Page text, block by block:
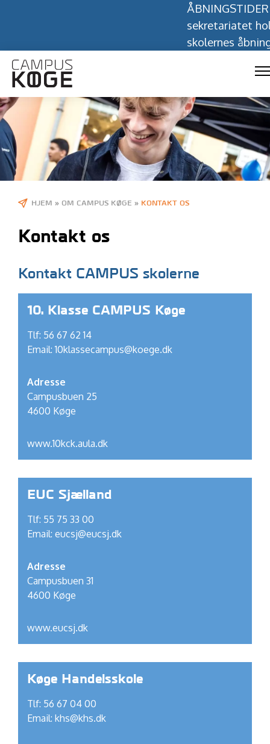
ÅBNINGSTIDER I
sekretariatet
skolernes
HJEM » OM CAMPUS KØGE » KONTAKT OS
Kontakt os
Kontakt CAMPUS skolerne
10. Klasse CAMPUS Køge
Tlf: 56 67 62 14
Email:10klassecampus@koege.dk
Adresse
Campusbuen 25
4600 Køge
www.10kck.aula.dk
EUC Sjælland
Tlf: 55 75 33 00
Email: eucsj@eucsj.dk
Adresse
Campusbuen 31
4600 Køge
www.eucsj.dk
Køge Handelsskole
Tlf: 56 67 04 00
Email: khs@khs.dk